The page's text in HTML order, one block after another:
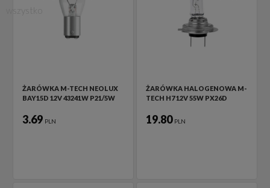
ŻARÓWKA M-TECH NEOLUX
BAY15D 12V 43241W P21/5W
3.69 PLN
ŻARÓWKA HALOGENOWA M-
TECH H7 12V 55W PX26D
19.80 PLN